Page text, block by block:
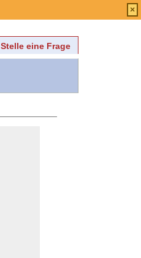
Stelle eine Frage
×